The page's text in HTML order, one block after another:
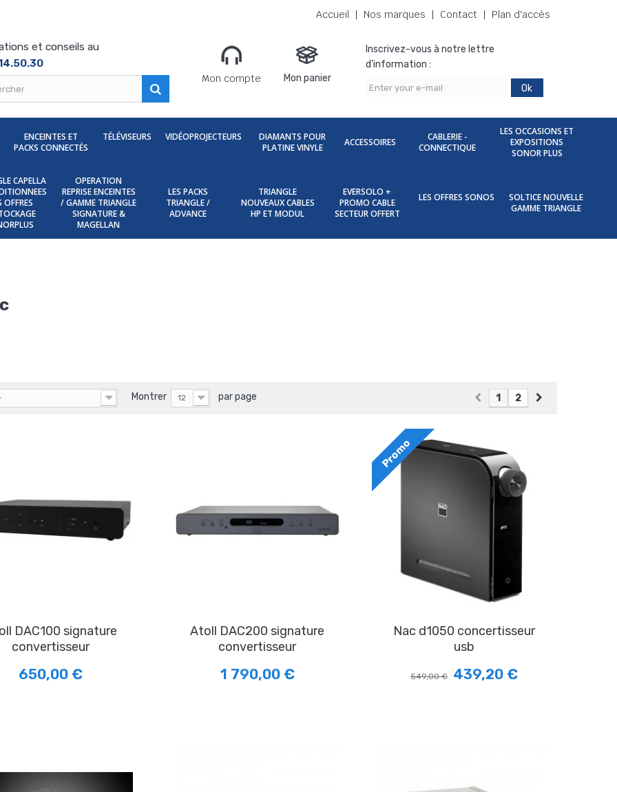
Accueil Nos marques Contact Plan d'accès
et conseils au
Mon compte
Mon panier
Inscrivez-vous à notre lettre
d'information :
Ok
ENCEINTES ET
PACKS CONNECTÉS
TÉLÉVISEURS VIDÉOPROJECTEURS
DIAMANTS POUR
PLATINE VINYLE
ACCESSOIRES
CABLERIE -
CONNECTIQUE
LES OCCASIONS ET
EXPOSITIONS
SONOR PLUS
CAPELLA
OFFRES
OPERATION
REPRISE ENCEINTES
/ GAMME TRIANGLE
SIGNATURE &
MAGELLAN
LES PACKS
TRIANGLE /
ADVANCE
TRIANGLE
NOUVEAUX CABLES
HP ET MODUL
EVERSOLO +
PROMO CABLE
SECTEUR OFFERT
LES OFFRES SONOS
SOLTICE NOUVELLE
GAMME TRIANGLE
Montrer 12 par page 1 2
convertisseur
650,00 €
Atoll DAC200 signature
convertisseur
1 790,00 €
Promo
nac d1050 concertisseur
usb
549,00 € 439,20 €